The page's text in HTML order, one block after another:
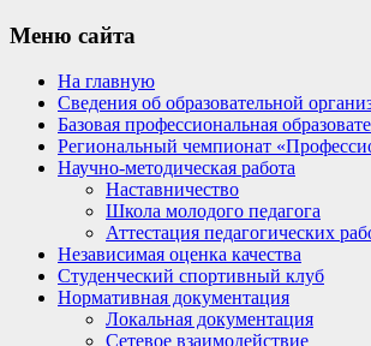
Меню сайта
На главную
Сведения об образовательной
Базовая профессиональная
Региональный чемпионат
Научно-методическая работа
Наставничество
Школа молодого педагога
Аттестация педагогических
Независимая оценка качества
Студенческий спортивный клуб
Нормативная документация
Локальная документация
Сетевое взаимодействие